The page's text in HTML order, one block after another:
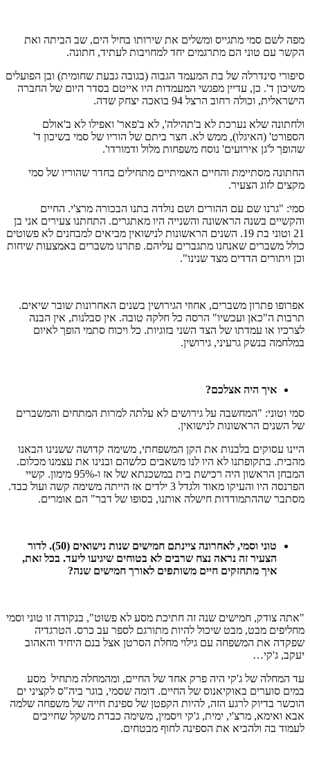
מפה לשם סמי מתגייס ומשלים את שירותו בחיל הים, שב הביתה ואת
הקשר עם טוני הם מתרגמים יחד למחויבות לעתיד, חתונה.
סיפורי סינדרלה של בת המעמד הגבוה (בגובה גבעת שחומית) ובן הפועלים
משיכון ד'. כן, עדיין מפגשי המעמדות היו אייטם בסדר היום של החברה
הישראלית, וכולה רחוב הרצל 94 בואכה יצחק שדה.
ולחתונה שלא נערכת לא ב'תהילה', לא ב'פאר' ואפילו לא ב'אולם
הספורט' (האיגלו), ממש לא. חצר ביתם של הוריו של סמי בשיכון ד'
שהופך ל'גן אירועים' נוסח משפחות מלול ודמורדו'.
החתונה מסתיימת והחיים האמיתיים מתחילים בחדר שהוריו של סמי
מקצים לזוג הצעיר.
סמי: "גרנו שם עם ההורים ושם נולדה בתנו הבכורה מרצ'י. החיים
והקשיים בשנה הראשונה והשנייה היו מאתגרים. התחתנו צעירים אני בן
21 וטוני בת 19. השנים הראשונות לנישואין מביאים למבחנים לא פשוטים
כולל משברים שאנחנו מתגברים עליהם. פתרנו משברים באמצעות שיחות
וכן ויתורים הדדים מצד שנינו".
אפרופו פתרון משברים, אחוזי הגירושין בשנים האחרונות שובר שיאים.
תרבות ה"כאן ועכשיו" הרסה כל חלקה טובה. אין סבלנות, אין הבנה
לצרכיו או עמדתו של הצד השני בזוגיות. כל ויכוח סתמי הופך לאיום
במלחמה בנשק גרעיני, גירושין.
איך היה אצלכם?
סמי וטוני: "המחשבה על גירושים לא עלתה למרות המתחים והמשברים
של השנים הראשונות לנישואין.
היינו עסוקים בלבנות את הקן המשפחתי, משימה קדושה ששנינו הבאנו
מהבית. בתקופתנו לא היו לנו משאבים כלשהם ובנינו את עצמנו מכלום.
המבחן הראשון היה רכישת בית במשכנתא של אז ו-95% מימון. קשיי
הפרנסה היו והעיקו מאוד ולגדל 3 ילדים אז הייתה משימה קשה ועול כבד.
מסתבר שההתמודדות חישלה אותנו, בסופו של דבר" הם אומרים.
טוני וסמי, לאחרונה ציינתם חמישים שנות נישואים (50). לדור
הצעיר זה נראה נצח שרבים לא בטוחים שיגיעו ליעד. בכל זאת,
איך מתחזקים חיים משותפים לאורך חמישים שנה?
"אתה צודק, חמישים שנה זה חתיכת מסע לא פשוט", בנקודה זו טוני וסמי
מחליפים מבט, מבט שיכול להיות מתורגם לספר עב כרס. הטרגדיה
שפקדה את המשפחה עם גילוי מחלת הסרטן אצל בנם היחיד והאהוב
יעקב, ג'קי…
עד המחלה של ג'קי היה פרק אחד של החיים, ומהמחלה מתחיל מסע
במים סוערים באוקיאנוס של החיים. דומה שסמי, בוגר ביה"ס לקציני ים
הוכשר בדיוק לרגע הזה, להיות הקפטן של ספינת חייה של משפחה שלמה
אבא ואימא, מרצ'י, ימית, ג'קי ויסמין, משימה כבדת משקל שחייבים
לעמוד בה ולהביא את הספינה לחוף מבטחים.